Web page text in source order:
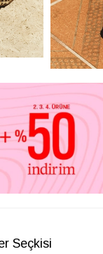
Seçkisi